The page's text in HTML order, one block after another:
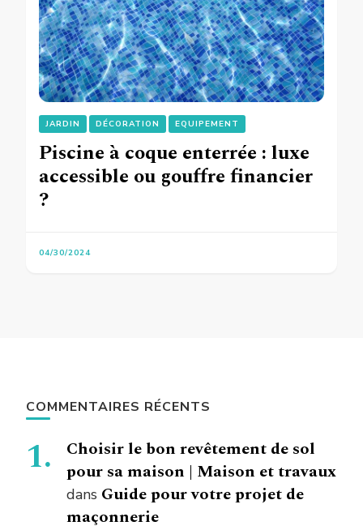
JARDIN DÉCORATION EQUIPEMENT
Piscine à coque enterrée : luxe
accessible ou gouffre financier
?
04/30/2024
COMMENTAIRES RÉCENTS
Choisir le bon revêtement de sol
pour sa maison | Maison et travaux
dans Guide pour votre projet de
maçonnerie